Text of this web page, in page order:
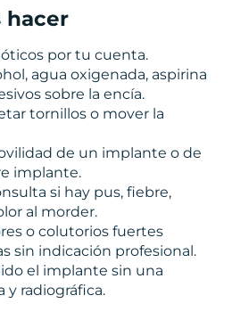
hacer
por tu cuenta.
agua oxigenada, aspirina
sobre la encía.
tornillos o mover la
de un implante o de
implante.
si hay pus, fiebre,
al morder.
o colutorios fuertes
sin indicación profesional.
el implante sin una
y radiográfica.